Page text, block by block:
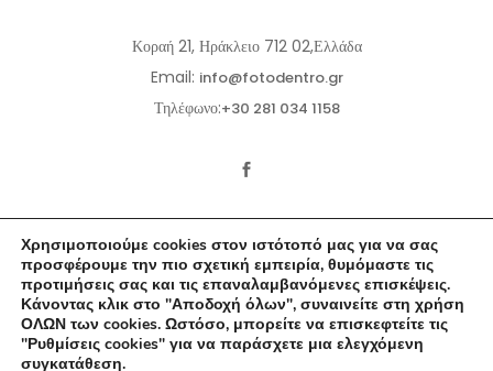
Κοραή 21, Ηράκλειο 712 02,Ελλάδα
Email: info@fotodentro.gr
Τηλέφωνο:+30 281 034 1158
© 2021-2026 Fotodentro. All Rights Reserved
Created by iWorx
Χρησιμοποιούμε cookies στον ιστότοπό μας για να σας
προσφέρουμε την πιο σχετική εμπειρία, θυμόμαστε τις
προτιμήσεις σας και τις επαναλαμβανόμενες επισκέψεις.
Κάνοντας κλικ στο "Αποδοχή όλων", συναινείτε στη χρήση
ΟΛΩΝ των cookies. Ωστόσο, μπορείτε να επισκεφτείτε τις
"Ρυθμίσεις cookies" για να παράσχετε μια ελεγχόμενη
συγκατάθεση.